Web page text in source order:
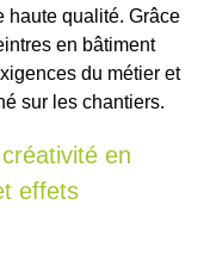
haute qualité. Grâce
en bâtiment
du métier et
sur les chantiers.
en
effets